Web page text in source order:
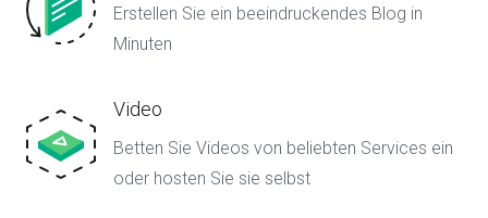
Erstellen Sie ein beeindruckendes Blog in
Minuten
Video
Betten Sie Videos von beliebten Services ein
oder hosten Sie sie selbst